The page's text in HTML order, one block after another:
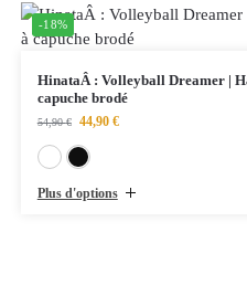
-18%
HinataÂ : Volleyball Dreamer |
capuche brodé
54,90€ 44,90 €
Plus d'options